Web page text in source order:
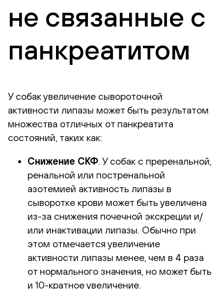
не связанные с
панкреатитом
У собак увеличение сывороточной
активности липазы может быть результатом
множества отличных от панкреатита
состояний, таких как:
Снижение СКФ. У собак с преренальной,
ренальной или постренальной
азотемией активность липазы в
сыворотке крови может быть увеличена
из-за снижения почечной экскреции и/
или инактивации липазы. Обычно при
этом отмечается увеличение
активности липазы менее, чем в 4 раза
от нормального значения, но может быть
и 10-кратное увеличение.